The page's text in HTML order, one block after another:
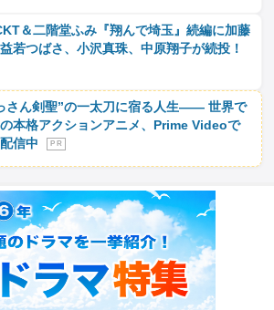
＆二階堂ふみ『翔んで埼玉』続編に加藤
若つばさ、小沢真珠、中原翔子が続投！
さん剣聖”の一太刀に宿る人生―― 世界で
本格アクションアニメ、Prime Videoで
信中
P R